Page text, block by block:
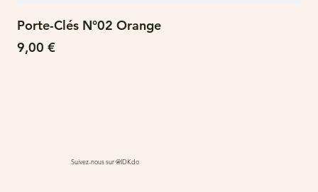
Porte-Clés N°02 Orange
Prix
9,00 €
Suivez-nous sur @IDKdo